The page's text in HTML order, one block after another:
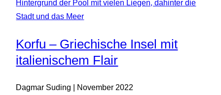
Korfu – Griechische Insel mit
italienischem Flair
Dagmar Suding | November 2022